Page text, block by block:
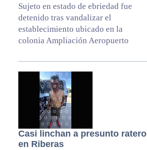
Sujeto en estado de ebriedad fue
detenido tras vandalizar el
establecimiento ubicado en la
colonia Ampliación Aeropuerto
Casi linchan a presunto ratero
en Riberas